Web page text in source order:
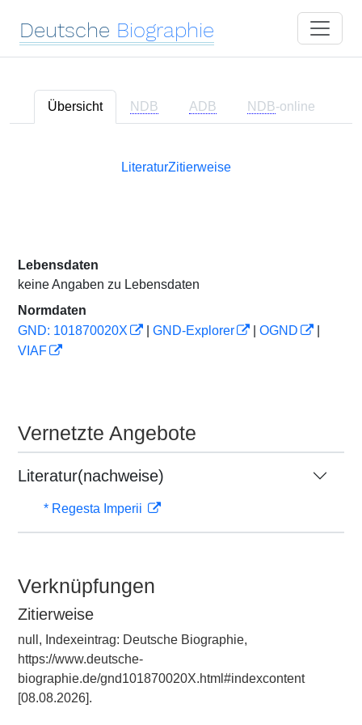
Deutsche Biographie
Übersicht NDB ADB NDB-online
LiteraturZitierweise
Lebensdaten
keine Angaben zu Lebensdaten
Normdaten
GND: 101870020X
GND-Explorer OGND
VIAF
Vernetzte Angebote
Literatur(nachweise)
* Regesta Imperii
Verknüpfungen
Zitierweise
null, Indexeintrag: Deutsche Biographie,
https://www.deutsche-
biographie.de/gnd101870020X.html#indexcontent
[08.08.2026].